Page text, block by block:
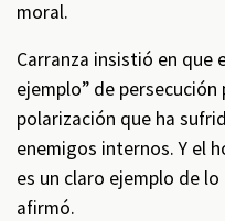
moral.
Carranza insistió en que
ejemplo” de
polarización que ha
enemigos internos. Y el
es un claro ejemplo de
afirmó.